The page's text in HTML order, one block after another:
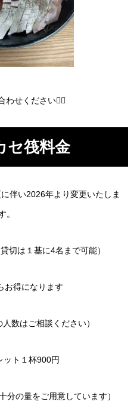
わせください🙇‍♂️
セ筏料金
伴い2026年より変更いたしま
。
は１基に4名まで可能）
お得になります
数はご相談ください）
ット１杯900円
分の量をご用意しています）